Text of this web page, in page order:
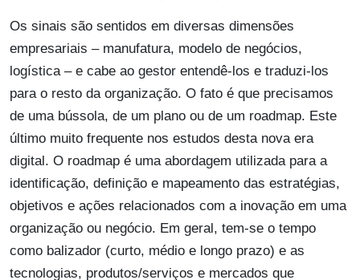
Os sinais são sentidos em diversas dimensões
empresariais – manufatura, modelo de negócios,
logística – e cabe ao gestor entendê-los e traduzi-los
para o resto da organização. O fato é que precisamos
de uma bússola, de um plano ou de um roadmap. Este
último muito frequente nos estudos desta nova era
digital. O roadmap é uma abordagem utilizada para a
identificação, definição e mapeamento das estratégias,
objetivos e ações relacionados com a inovação em uma
organização ou negócio. Em geral, tem-se o tempo
como balizador (curto, médio e longo prazo) e as
tecnologias, produtos/serviços e mercados que